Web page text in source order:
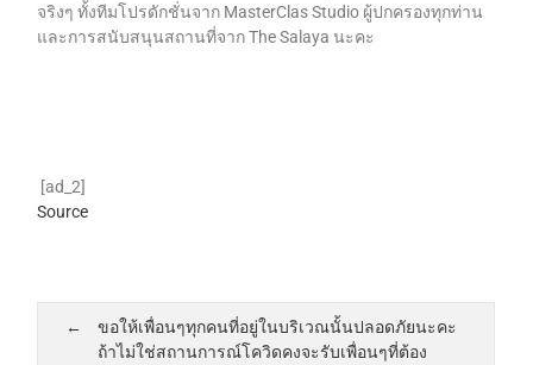
จริงๆ ทั้งทีมโปรดักชั่นจาก MasterClas Studio ผู้ปกครองทุกท่าน
และการสนับสนุนสถานที่จาก The Salaya นะคะ
[ad_2]
Source
ขอให้เพื่อนๆทุกคนที่อยู่ในบริเวณนั้นปลอดภัยนะคะ
ถ้าไม่ใช่สถานการณ์โควิดคงจะรับเพื่อนๆที่ต้อง